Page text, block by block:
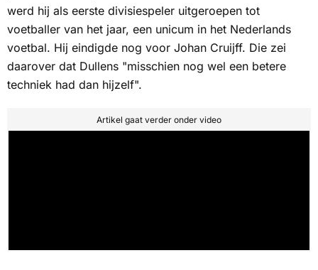
werd hij als eerste divisiespeler uitgeroepen tot
voetballer van het jaar, een unicum in het Nederlands
voetbal. Hij eindigde nog voor Johan Cruijff. Die zei
daarover dat Dullens "misschien nog wel een betere
techniek had dan hijzelf".
Artikel gaat verder onder video